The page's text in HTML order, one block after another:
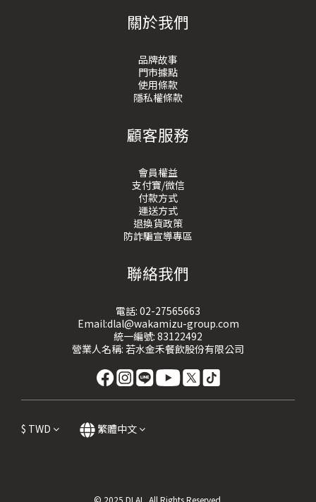
關於我們
品牌故事
門市據點
使用條款
隱私權條款
顧客服務
會員權益
支付寶/微信
付款方式
運送方式
退換貨政策
防詐騙宣導專區
聯絡我們
電話: 02-27565663
Email:dlal@wakamizu-group.com
統一編號: 83122492
營業人名稱: 若水金禾餐飲股份有限公司
$ TWD 繁體中文